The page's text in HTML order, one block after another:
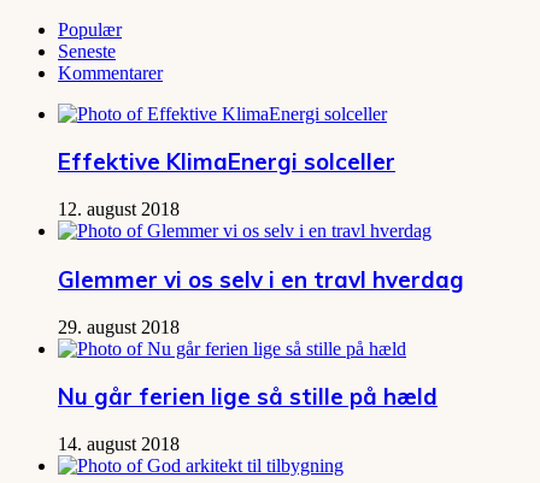
Populær
Seneste
Kommentarer
Effektive KlimaEnergi solceller
12. august 2018
Glemmer vi os selv i en travl hverdag
29. august 2018
Nu går ferien lige så stille på hæld
14. august 2018